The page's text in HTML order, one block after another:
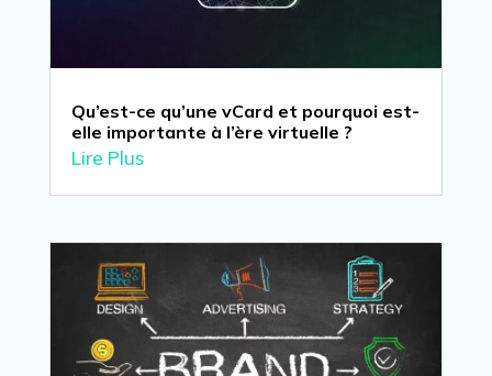
Qu’est-ce qu’une vCard et pourquoi est-
elle importante à l’ère virtuelle ?
Lire Plus